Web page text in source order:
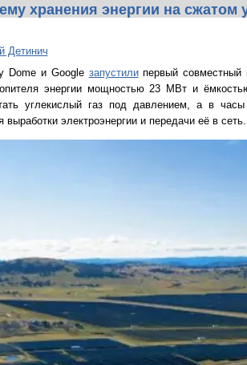
хранения энергии на сжатом
Детинич
Dome и Google запустилипервый совместный
энергии мощностью 23 МВт и
углекислый газ под давлением, а в
выработки электроэнергии и передачи её в сеть.